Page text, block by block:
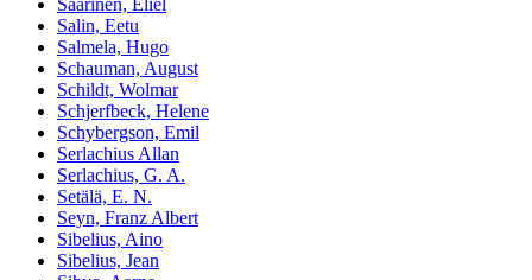
Salin, Eetu
Salmela, Hugo
Schauman, August
Schildt, Wolmar
Schjerfbeck, Helene
Schybergson, Emil
Serlachius Allan
Serlachius, G. A.
Setälä, E. N.
Seyn, Franz Albert
Sibelius, Aino
Sibelius, Jean